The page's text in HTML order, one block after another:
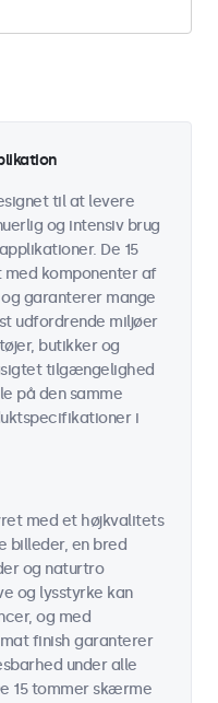
til at levere
og intensiv brug
De 15
komponenter af
garanterer mange
udfordrende miljøer
butikker og
tilgængelighed
på den samme
i
med et højkvalitets
billeder, en bred
og naturtro
og lysstyrke kan
og med
finish garanterer
under alle
15 tommer skærme